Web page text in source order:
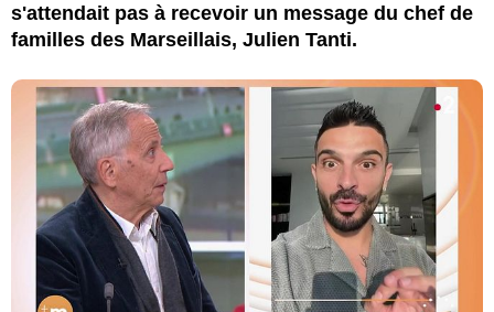
s'attendait pas à recevoir un message du chef de
familles des Marseillais, Julien Tanti.